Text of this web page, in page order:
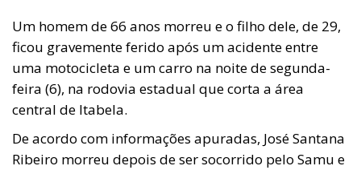
Um homem de 66 anos morreu e o filho dele, de 29,
ficou gravemente ferido após um acidente entre
uma motocicleta e um carro na noite de segunda-
feira (6), na rodovia estadual que corta a área
central de Itabela.
De acordo com informações apuradas, José Santana
Ribeiro morreu depois de ser socorrido pelo Samu e